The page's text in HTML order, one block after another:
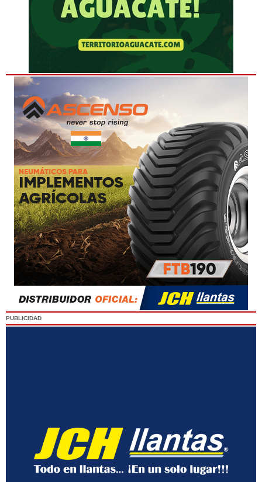
PUBLICIDAD